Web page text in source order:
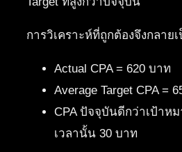
การวิเคราะห์ที่ถูกต้องจึงกลาย
Actual CPA = 620 บาท
Average Target CPA =
CPA ปัจจุบันดีกว่าเป้าห
เวลานั้น 30 บาท